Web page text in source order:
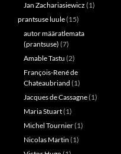
Jan Zachariasiewicz (1)
prantsuse luule(15)
autor määratlemata
(prantsuse) (7)
Amable Tastu (2)
François-René de
Chateaubriand (1)
Jacques de Cassagne(1)
Maria Stuart(1)
Michel Tournier(1)
Nicolas Martin (1)